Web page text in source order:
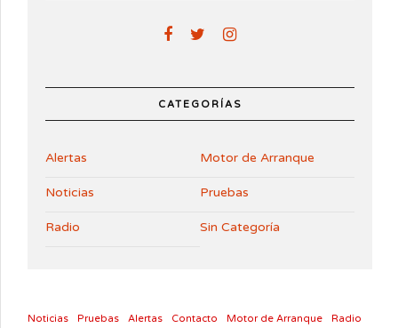
CATEGORÍAS
Alertas Motor de Arranque
Noticias Pruebas
Radio Sin Categoría
Noticias Pruebas Alertas Contacto Motor de Arranque Radio